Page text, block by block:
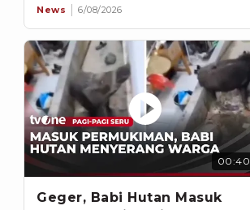
Motor
News 6/08/2026
00:40
Geger, Babi Hutan Masuk